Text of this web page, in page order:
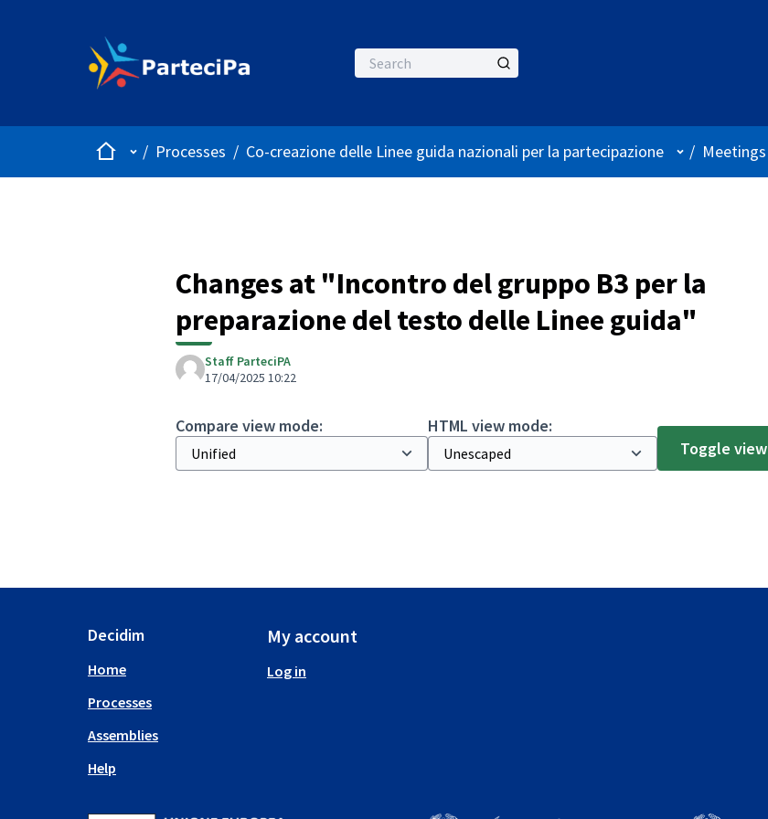
HomeMain menu
/ Processes / Co-creazione delle Linee guida nazionali per la partecipazione User menu
/ Meetings
Changes at "Incontro del gruppo B3 per la
preparazione del testo delle Linee guida"
Staff ParteciPA
17/04/2025 10:22
Compare view mode:
HTML view mode:
Toggle view
Decidim
Home
Processes
Assemblies
Help
My account
Log in